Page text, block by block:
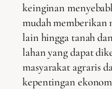
keinginan
mudah memberikan
lain hingga tanah
lahan yang dapat
masyarakat agraris
kepentingan